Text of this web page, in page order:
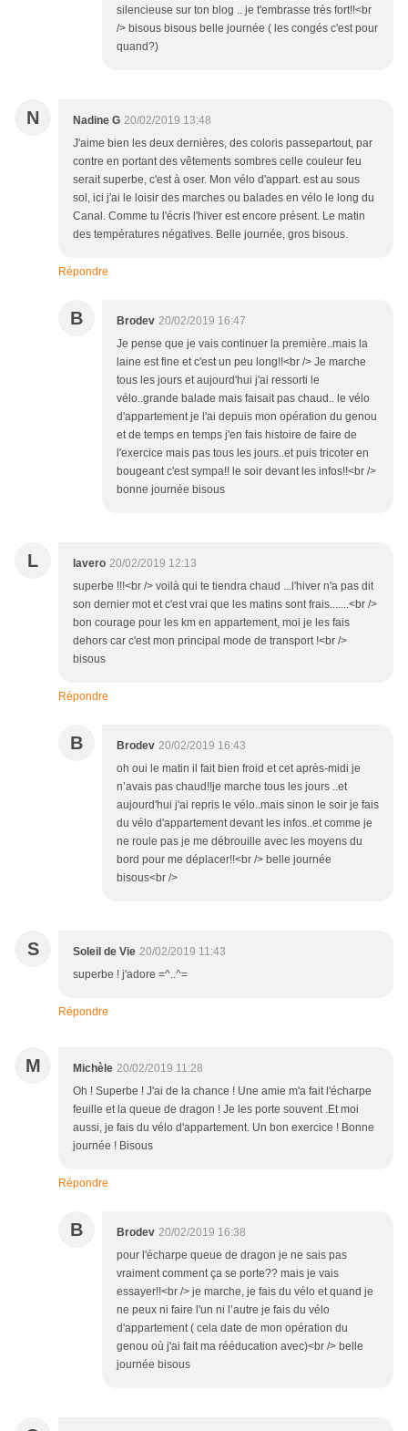
silencieuse sur ton blog .. je t'embrasse très fort!!<br
/> bisous bisous belle journée ( les congés c'est pour
quand?)
N Nadine G 20/02/2019 13:48
J'aime bien les deux dernières, des coloris passepartout, par
contre en portant des vêtements sombres celle couleur feu
serait superbe, c'est à oser. Mon vélo d'appart. est au sous
sol, ici j'ai le loisir des marches ou balades en vélo le long du
Canal. Comme tu l'écris l'hiver est encore présent. Le matin
des températures négatives. Belle journée, gros bisous.
Répondre
B Brodev 20/02/2019 16:47
Je pense que je vais continuer la première..mais la
laine est fine et c'est un peu long!!<br /> Je marche
tous les jours et aujourd'hui j'ai ressorti le
vélo..grande balade mais faisait pas chaud.. le vélo
d'appartement je l'ai depuis mon opération du genou
et de temps en temps j'en fais histoire de faire de
l'exercice mais pas tous les jours..et puis tricoter en
bougeant c'est sympa!! le soir devant les infos!!<br />
bonne journée bisous
L lavero 20/02/2019 12:13
superbe !!!<br /> voilà qui te tiendra chaud ...l'hiver n'a pas dit
son dernier mot et c'est vrai que les matins sont frais.......<br />
bon courage pour les km en appartement, moi je les fais
dehors car c'est mon principal mode de transport !<br />
bisous
Répondre
B Brodev 20/02/2019 16:43
oh oui le matin il fait bien froid et cet après-midi je
n’avais pas chaud!!je marche tous les jours ..et
aujourd'hui j'ai repris le vélo..mais sinon le soir je fais
du vélo d'appartement devant les infos..et comme je
ne roule pas je me débrouille avec les moyens du
bord pour me déplacer!!<br /> belle journée
bisous<br />
S Soleil de Vie 20/02/2019 11:43
superbe ! j'adore =^..^=
Répondre
M Michèle 20/02/2019 11:28
Oh ! Superbe ! J'ai de la chance ! Une amie m'a fait l'écharpe
feuille et la queue de dragon ! Je les porte souvent .Et moi
aussi, je fais du vélo d'appartement. Un bon exercice ! Bonne
journée ! Bisous
Répondre
B Brodev 20/02/2019 16:38
pour l'écharpe queue de dragon je ne sais pas
vraiment comment ça se porte?? mais je vais
essayer!!<br /> je marche, je fais du vélo et quand je
ne peux ni faire l'un ni l’autre je fais du vélo
d'appartement ( cela date de mon opération du
genou où j'ai fait ma rééducation avec)<br /> belle
journée bisous